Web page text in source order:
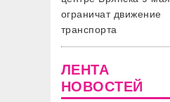
ограничат движение
транспорта
ЛЕНТА
НОВОСТЕЙ